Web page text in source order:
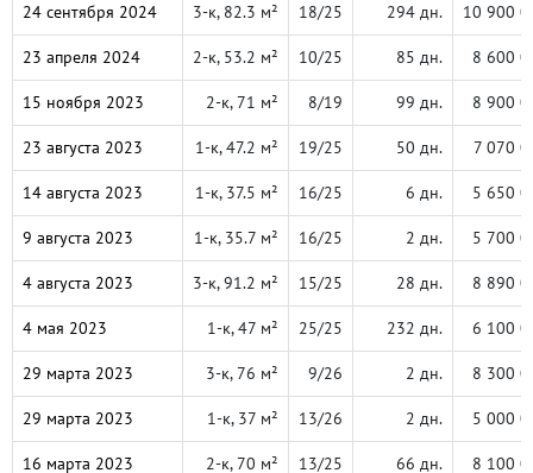
24 сентября 2024 3-к, 82.3 м² 18/25 294 дн. 10 900
23 апреля 2024 2-к, 53.2 м² 10/25 85 дн. 8 600
15 ноября 2023 2-к, 71 м² 8/19 99 дн. 8 900
23 августа 2023 1-к, 47.2 м² 19/25 50 дн. 7 070
14 августа 2023 1-к, 37.5 м² 16/25 6 дн. 5 650
9 августа 2023 1-к, 35.7 м² 16/25 2 дн. 5 700
4 августа 2023 3-к, 91.2 м² 15/25 28 дн. 8 890
4 мая 2023 1-к, 47 м² 25/25 232 дн. 6 100
29 марта 2023 3-к, 76 м² 9/26 2 дн. 8 300
29 марта 2023 1-к, 37 м² 13/26 2 дн. 5 000
16 марта 2023 2-к, 70 м² 13/25 66 дн. 8 100